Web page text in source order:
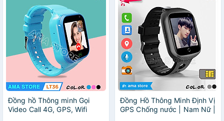
Đồng hồ Thông minh Gọi
Video Call 4G, GPS, Wifi
Đồng Hồ Thông Minh Định Vị
GPS Chống nước | Nam Nữ |